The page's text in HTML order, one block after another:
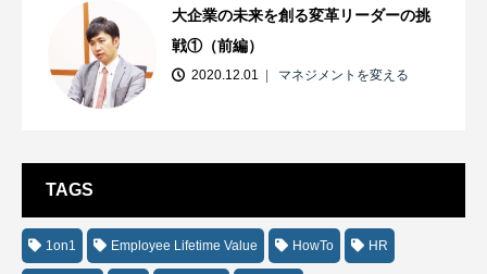
大企業の未来を創る変革リーダーの挑
戦①（前編）
2020.12.01 マネジメントを変える
TAGS
1on1 Employee Lifetime Value HowTo HR